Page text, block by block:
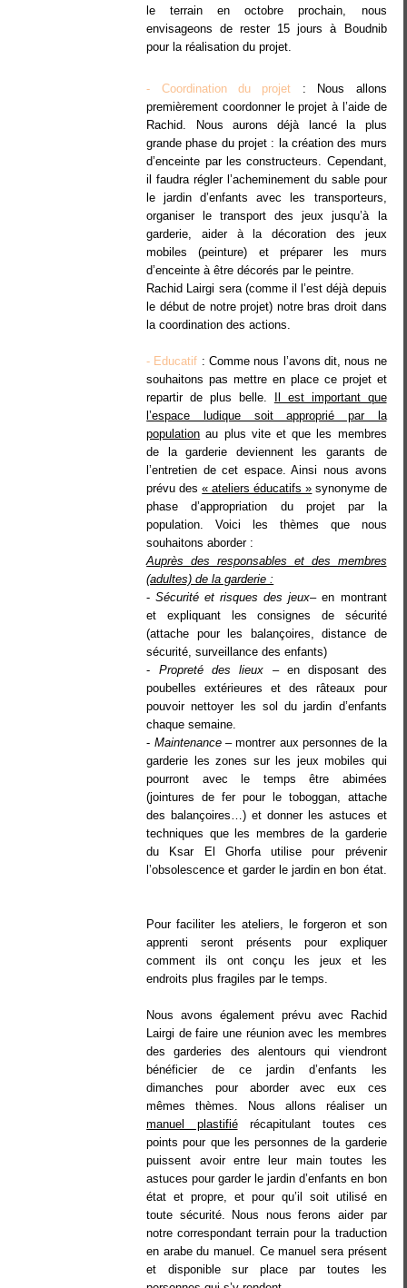
le terrain en octobre prochain, nous
envisageons de rester 15 jours à Boudnib
pour la réalisation du projet.
- Coordination du projet : Nous allons
premièrement coordonner le projet à l’aide de
Rachid. Nous aurons déjà lancé la plus
grande phase du projet : la création des murs
d’enceinte par les constructeurs. Cependant,
il faudra régler l’acheminement du sable pour
le jardin d’enfants avec les transporteurs,
organiser le transport des jeux jusqu’à la
garderie, aider à la décoration des jeux
mobiles (peinture) et préparer les murs
d’enceinte à être décorés par le peintre.
Rachid Lairgi sera (comme il l’est déjà depuis
le début de notre projet) notre bras droit dans
la coordination des actions.
- Educatif : Comme nous l’avons dit, nous ne
souhaitons pas mettre en place ce projet et
repartir de plus belle.
Il est important que
l’espace ludique soit approprié par la
population au plus vite et que les membres
de la garderie deviennent les garants de
l’entretien de cet espace. Ainsi nous avons
prévu des« ateliers éducatifs » synonyme de
phase d’appropriation du projet par la
population. Voici les thèmes que nous
souhaitons aborder :
Auprès des responsables et des membres
(adultes) de la garderie :
-Sécurité et risques des jeux– en montrant
et expliquant les consignes de sécurité
(attache pour les balançoires, distance de
sécurité, surveillance des enfants)
- Propreté des lieux – en disposant des
poubelles extérieures et des râteaux pour
pouvoir nettoyer les sol du jardin d’enfants
chaque semaine.
- Maintenance– montrer aux personnes de la
garderie les zones sur les jeux mobiles qui
pourront avec le temps être abimées
(jointures de fer pour le toboggan, attache
des balançoires…) et donner les astuces et
techniques que les membres de la garderie
du Ksar El Ghorfa utilise pour prévenir
l’obsolescence et garder le jardin en bon état.
Pour faciliter les ateliers, le forgeron et son
apprenti seront présents pour expliquer
comment ils ont conçu les jeux et les
endroits plus fragiles par le temps.
Nous avons également prévu avec Rachid
Lairgi de faire une réunion avec les membres
des garderies des alentours qui viendront
bénéficier de ce jardin d’enfants les
dimanches pour aborder avec eux ces
mêmes thèmes. Nous allons réaliser un
manuel plastifiérécapitulant toutes ces
points pour que les personnes de la garderie
puissent avoir entre leur main toutes les
astuces pour garder le jardin d’enfants en bon
état et propre, et pour qu’il soit utilisé en
toute sécurité. Nous nous ferons aider par
notre correspondant terrain pour la traduction
en arabe du manuel. Ce manuel sera présent
et disponible sur place par toutes les